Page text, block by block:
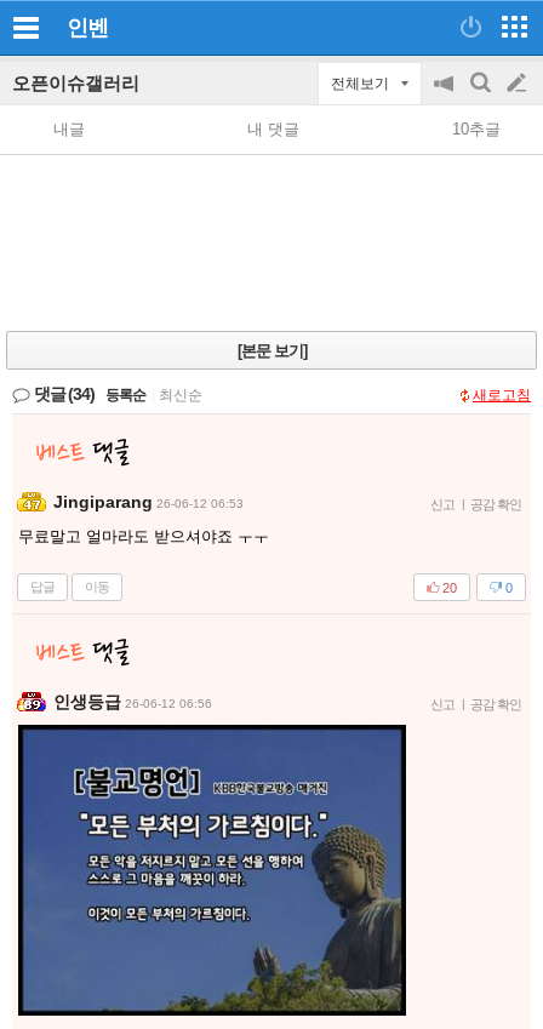
인벤
오픈이슈갤러리 전체보기
공
지
on/off
검
색
글
쓰
내글 내 댓글 10추글
[본문 보기]
댓글(34) 등록순 최신순 새로고침
Jingiparang 26-06-12 06:53 신고 | 공감 확인
무료말고 얼마라도 받으셔야죠 ㅜㅜ
답글 이동 0
20
인생등급 26-06-12 06:56 신고 | 공감 확인